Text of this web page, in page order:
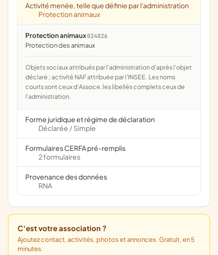
Activité menée, telle que définie par l'administration
Protection animaux
Protection animaux 024026
protection des animaux
Objets sociaux attribués par l'administration d'après l'objet
déclaré ; activité NAF attribuée par l'INSEE. Les noms
courts sont ceux d'Assoce, les libellés complets ceux de
l'administration.
Forme juridique et régime de déclaration
Déclarée / Simple
Formulaires CERFA pré-remplis
2 formulaires
Provenance des données
RNA
C'est votre association ?
Ajoutez contact, activités, photos et annonces. Gratuit, en 5
minutes.